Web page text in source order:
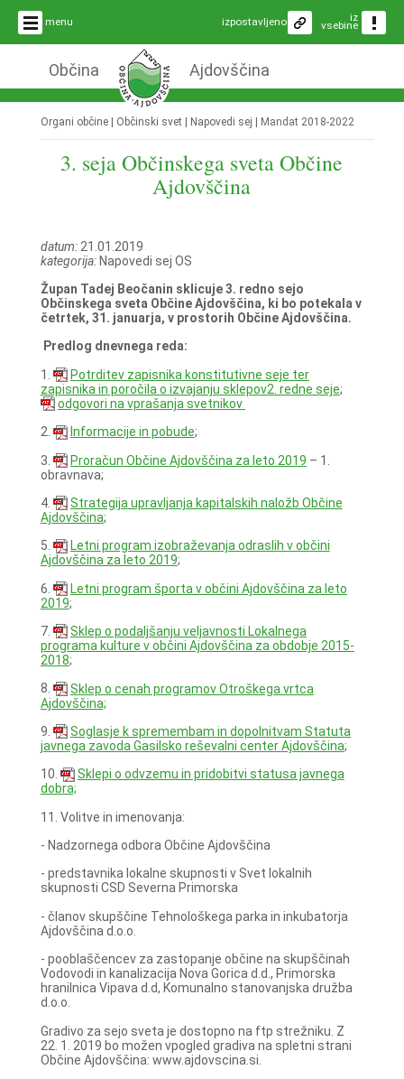
menu iz
vsebine
izpostavljeno
Občina Ajdovščina
Organi občine | Občinski svet | Napovedi sej | Mandat 2018-2022
3. seja Občinskega sveta Občine
Ajdovščina
datum:21.01.2019
kategorija:Napovedi sej OS
Župan Tadej Beočanin sklicuje 3. redno sejo
Občinskega sveta Občine Ajdovščina, ki bo potekala v
četrtek, 31. januarja, v prostorih Občine Ajdovščina.
Predlog dnevnega reda:
1.
Potrditev zapisnika konstitutivne seje ter
zapisnika in poročila o izvajanju sklepov2. redne seje;
odgovori na vprašanja svetnikov
2.
Informacije in pobude;
3.
Proračun Občine Ajdovščina za leto 2019 – 1.
obravnava;
4.
Strategija upravljanja kapitalskih naložb Občine
Ajdovščina;
5.
Letni program izobraževanja odraslih v občini
Ajdovščina za leto 2019;
6.
Letni program športa v občini Ajdovščina za leto
2019;
7.
Sklep o podaljšanju veljavnosti Lokalnega
programa kulture v občini Ajdovščina za obdobje 2015-
2018;
8.
Sklep o cenah programov Otroškega vrtca
Ajdovščina;
9.
Soglasje k spremembam in dopolnitvam Statuta
javnega zavoda Gasilsko reševalni center Ajdovščina;
10.
Sklepi o odvzemu in pridobitvi statusa javnega
dobra;
11. Volitve in imenovanja:
- Nadzornega odbora Občine Ajdovščina
- predstavnika lokalne skupnosti v Svet lokalnih
skupnosti CSD Severna Primorska
- članov skupščine Tehnološkega parka in inkubatorja
Ajdovščina d.o.o.
- pooblaščencev za zastopanje občine na skupščinah
Vodovodi in kanalizacija Nova Gorica d.d., Primorska
hranilnica Vipava d.d, Komunalno stanovanjska družba
d.o.o.
Gradivo za sejo sveta je dostopno na ftp strežniku. Z
22. 1. 2019 bo možen vpogled gradiva na spletni strani
Občine Ajdovščina: www.ajdovscina.si.